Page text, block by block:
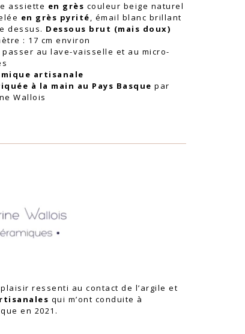
assiette en grès couleur beige naturel
en grès pyrité, émail blanc brillant
dessus. Dessous brut (mais doux)
: 17 cm environ
passer au lave-vaisselle et au micro-
artisanale
à la main au Pays Basquepar
Wallois
ressenti au contact de l’argile et
qui m’ont conduite à
en 2021.